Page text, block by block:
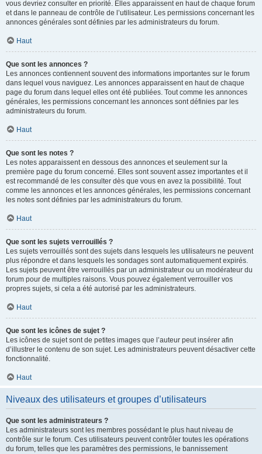
vous devriez consulter en priorité. Elles apparaissent en haut de chaque forum
et dans le panneau de contrôle de l’utilisateur. Les permissions concernant les
annonces générales sont définies par les administrateurs du forum.
Haut
Que sont les annonces ?
Les annonces contiennent souvent des informations importantes sur le forum
dans lequel vous naviguez. Les annonces apparaissent en haut de chaque
page du forum dans lequel elles ont été publiées. Tout comme les annonces
générales, les permissions concernant les annonces sont définies par les
administrateurs du forum.
Haut
Que sont les notes ?
Les notes apparaissent en dessous des annonces et seulement sur la
première page du forum concerné. Elles sont souvent assez importantes et il
est recommandé de les consulter dès que vous en avez la possibilité. Tout
comme les annonces et les annonces générales, les permissions concernant
les notes sont définies par les administrateurs du forum.
Haut
Que sont les sujets verrouillés ?
Les sujets verrouillés sont des sujets dans lesquels les utilisateurs ne peuvent
plus répondre et dans lesquels les sondages sont automatiquement expirés.
Les sujets peuvent être verrouillés par un administrateur ou un modérateur du
forum pour de multiples raisons. Vous pouvez également verrouiller vos
propres sujets, si cela a été autorisé par les administrateurs.
Haut
Que sont les icônes de sujet ?
Les icônes de sujet sont de petites images que l’auteur peut insérer afin
d’illustrer le contenu de son sujet. Les administrateurs peuvent désactiver cette
fonctionnalité.
Haut
Niveaux des utilisateurs et groupes d’utilisateurs
Que sont les administrateurs ?
Les administrateurs sont les membres possédant le plus haut niveau de
contrôle sur le forum. Ces utilisateurs peuvent contrôler toutes les opérations
du forum, telles que les paramètres des permissions, le bannissement